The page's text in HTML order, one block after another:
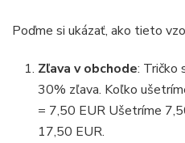
Poďme si ukázať, ako tieto
Zľava v obchode: Tričko
30% zľava. Koľko
= 7,50 EUR Ušetríme
17,50 EUR.